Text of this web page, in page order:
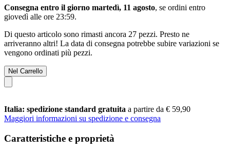
Consegna entro il giorno martedì, 11 agosto, se ordini entro
giovedì alle ore 23:59.
Di questo articolo sono rimasti ancora 27 pezzi. Presto ne
arriveranno altri! La data di consegna potrebbe subire variazioni se
vengono ordinati più pezzi.
Nel Carrello
Italia: spedizione standard gratuita a partire da € 59,90
Maggiori informazioni su spedizione e consegna
Caratteristiche e proprietà